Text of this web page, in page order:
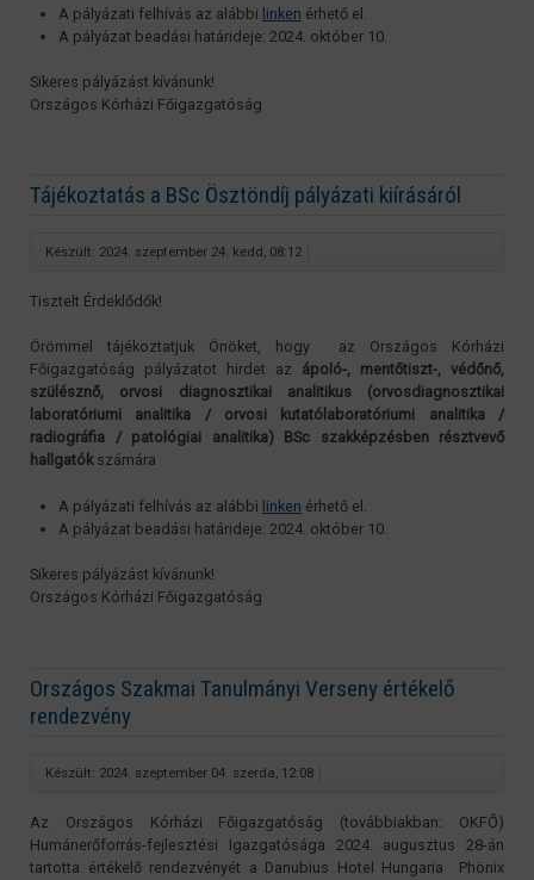
A pályázati felhívás az alábbi linken érhető el.
A pályázat beadási határideje: 2024. október 10.
Sikeres pályázást kívánunk!
Országos Kórházi Főigazgatóság
Tájékoztatás a BSc Ösztöndíj pályázati kiírásáról
Készült: 2024. szeptember 24. kedd, 08:12
Tisztelt Érdeklődők!
Örömmel tájékoztatjuk Önöket, hogy az Országos Kórházi
Főigazgatóság pályázatot hirdet az ápoló-, mentőtiszt-, védőnő,
szülésznő, orvosi diagnosztikai analitikus (orvosdiagnosztikai
laboratóriumi analitika / orvosi kutatólaboratóriumi analitika /
radiográfia / patológiai analitika) BSc szakképzésben résztvevő
hallgatókszámára
A pályázati felhívás az alábbi linken érhető el.
A pályázat beadási határideje: 2024. október 10.
Sikeres pályázást kívánunk!
Országos Kórházi Főigazgatóság
Országos Szakmai Tanulmányi Verseny értékelő
rendezvény
Készült: 2024. szeptember 04. szerda, 12:08
Az Országos Kórházi Főigazgatóság (továbbiakban: OKFŐ)
Humánerőforrás-fejlesztési Igazgatósága 2024. augusztus 28-án
tartotta értékelő rendezvényét a Danubius Hotel Hungaria Phönix